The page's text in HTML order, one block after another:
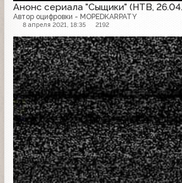
Анонс сериала "Сыщики" (НТВ,
Автор оцифровки - MOPEDKARPATY
8 апреля 2021, 18:35 2192
Анонс